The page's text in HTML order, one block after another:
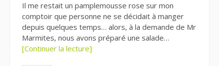
Il me restait un pamplemousse rose sur mon
comptoir que personne ne se décidait à manger
depuis quelques temps… alors, à la demande de Mr
Marmites, nous avons préparé une salade…
[Continuer la lecture]